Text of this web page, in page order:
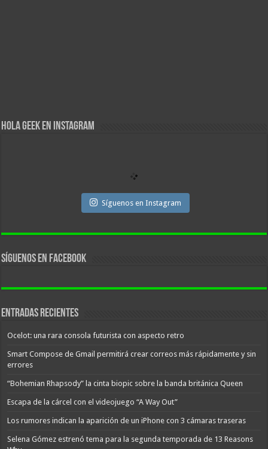
Hola Geek en Instagram
Síguenos en Instagram
Síguenos en facebook
Entradas recientes
Ocelot: una rara consola futurista con aspecto retro
Smart Compose de Gmail permitirá crear correos más rápidamente y sin
errores
“Bohemian Rhapsody” la cinta biopic sobre la banda británica Queen
Escapa de la cárcel con el videojuego “A Way Out”
Los rumores indican la aparición de un iPhone con 3 cámaras traseras
Selena Gómez estrenó tema para la segunda temporada de 13 Reasons